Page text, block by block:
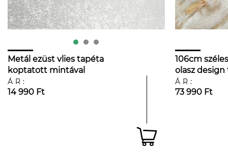
Metál ezüst vlies tapéta
koptatott mintával
ÁR:
14 990 Ft
106cm
olasz design
ÁR:
73 990 Ft